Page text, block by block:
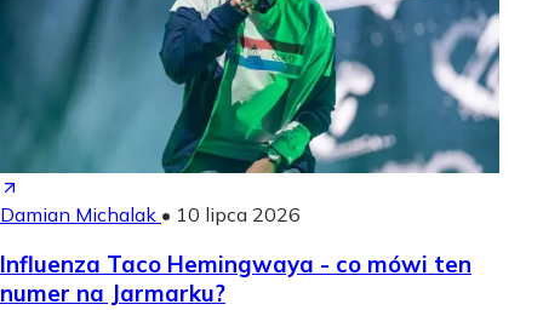
Damian Michalak • 10 lipca 2026
Influenza Taco Hemingwaya - co mówi ten
numer na Jarmarku?